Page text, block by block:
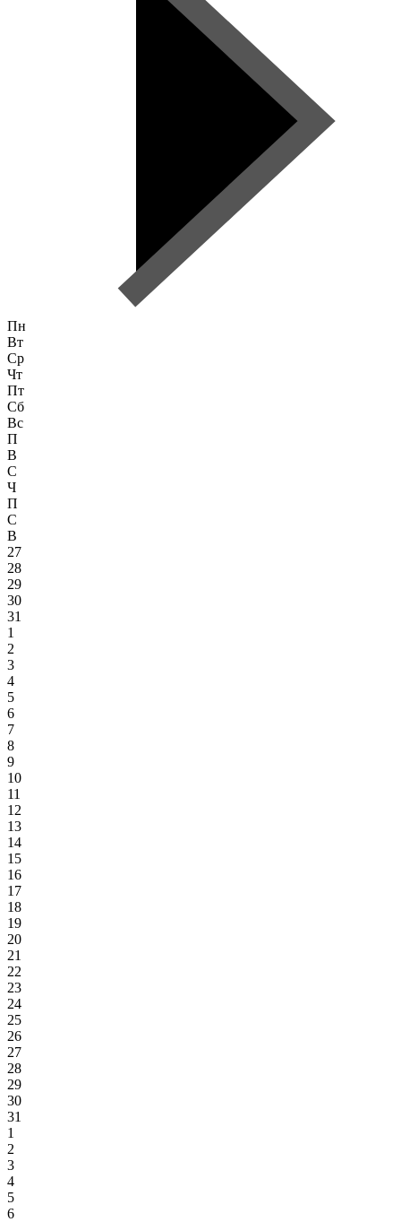
Пн
Вт
Ср
Чт
Пт
Сб
Вс
П
В
С
Ч
П
С
В
27
28
29
30
31
1
2
3
4
5
6
7
8
9
10
11
12
13
14
15
16
17
18
19
20
21
22
23
24
25
26
27
28
29
30
31
1
2
3
4
5
6